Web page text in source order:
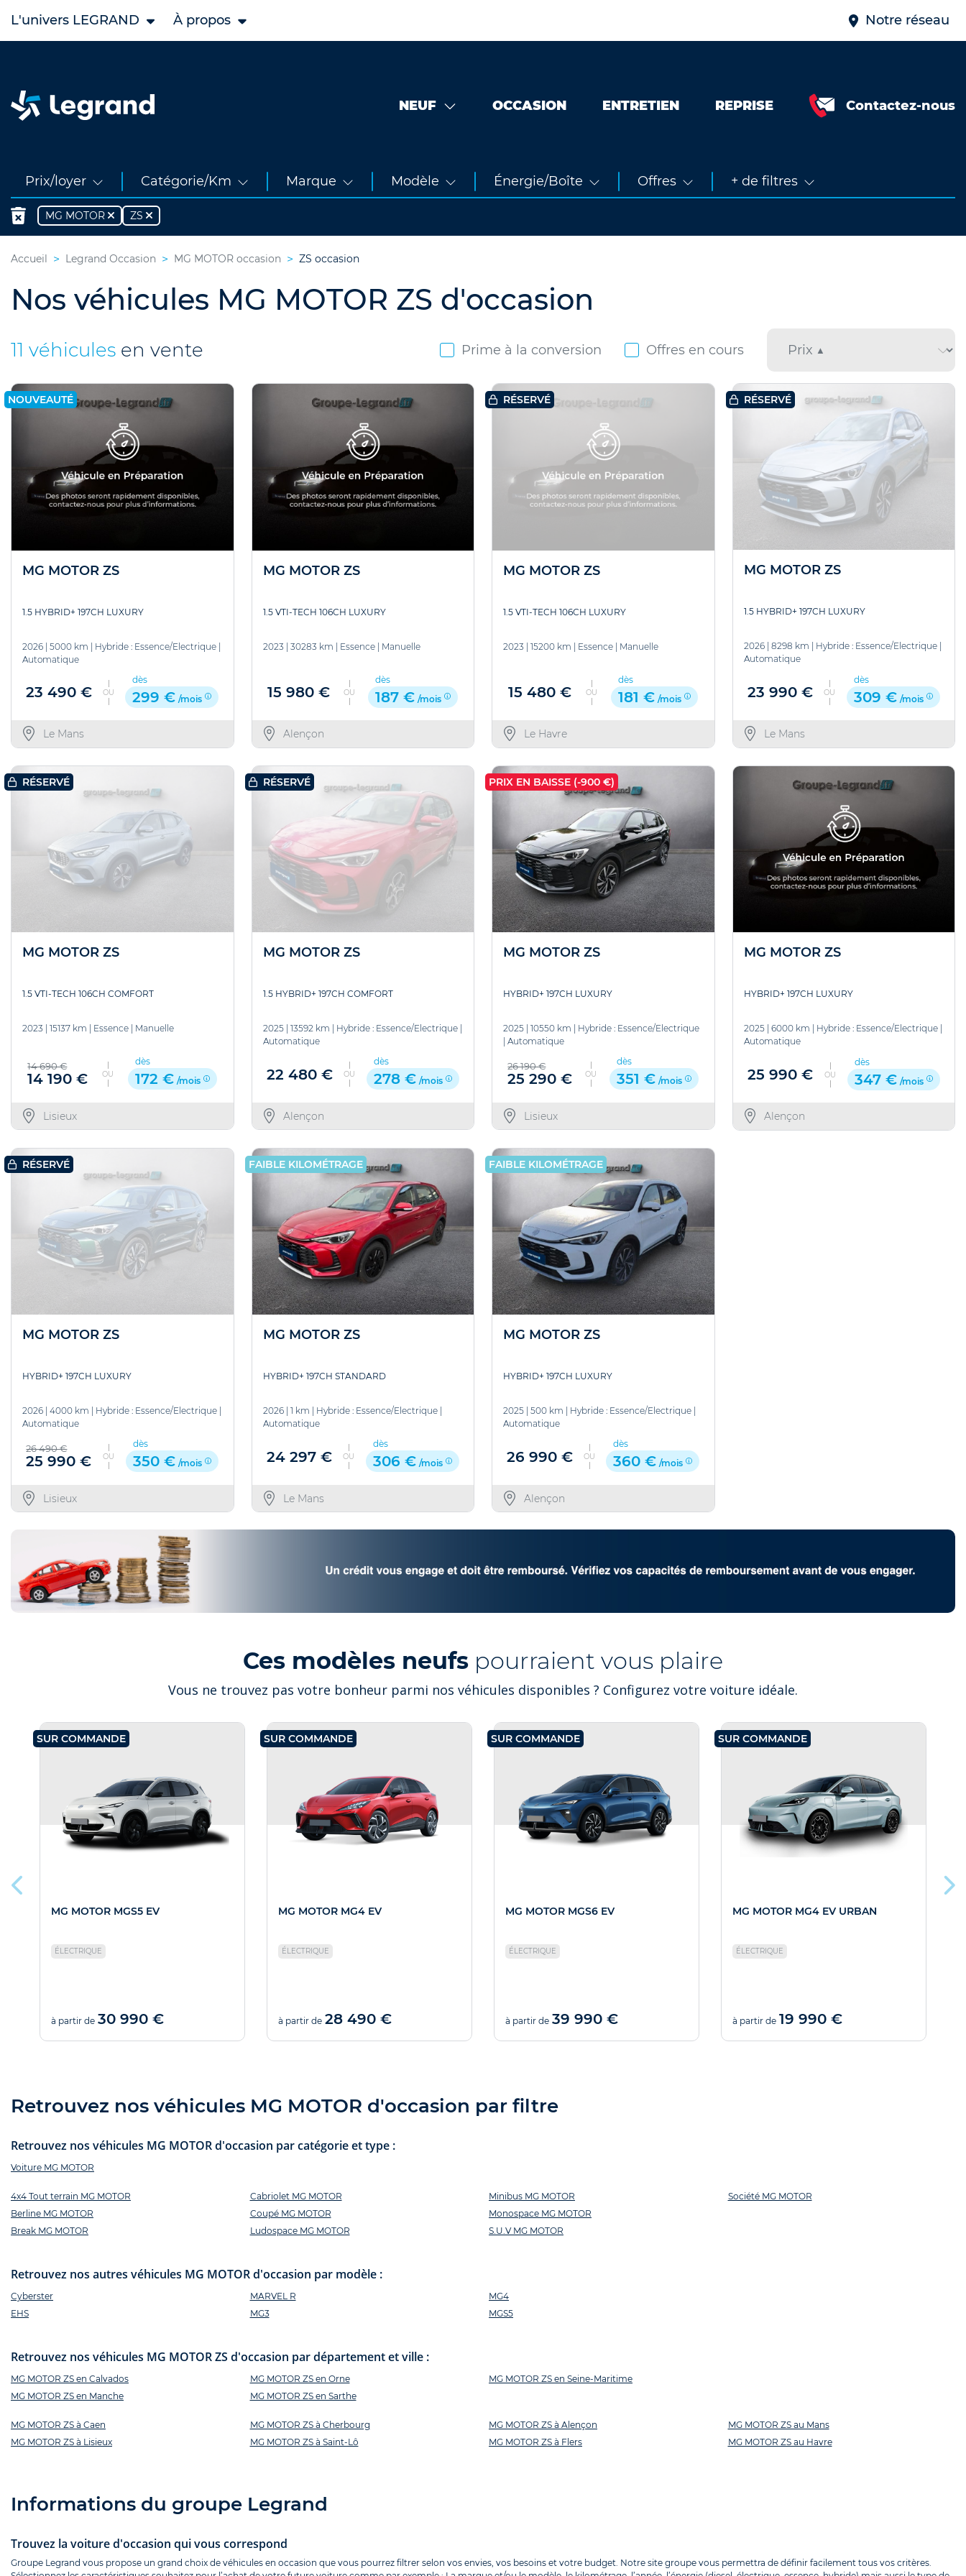
L'univers LEGRAND À propos Notre réseau
NEUF OCCASION ENTRETIEN REPRISE
Contactez-nous
Prix/loyer Catégorie/Km Marque Modèle Énergie/Boîte Offres + de filtres
MG MOTOR ZS
Accueil Legrand Occasion MG MOTOR occasion ZS occasion
Nos véhicules MG MOTOR ZS d'occasion
11 véhicules en vente Prime à la conversion Offres en cours
NOUVEAUTÉ
MG MOTOR ZS
1.5 HYBRID+ 197CH LUXURY
2026 | 5000 km | Hybride : Essence/Electrique |
Automatique
23 490 € OU
dès
299 € /mois
Le Mans
MG MOTOR ZS
1.5 VTI-TECH 106CH LUXURY
2023 | 30283 km | Essence| Manuelle
15 980 € OU
dès
187 € /mois
Alençon
RÉSERVÉ
MG MOTOR ZS
1.5 VTI-TECH 106CH LUXURY
2023 | 15200 km | Essence | Manuelle
15 480 € OU
dès
181 € /mois
Le Havre
RÉSERVÉ
MG MOTOR ZS
1.5 HYBRID+ 197CH LUXURY
2026| 8298 km Hybride : Essence/Electrique|
Automatique
23 990 € OU
dès
309 € /mois
Le Mans
RÉSERVÉ
MG MOTOR ZS
1.5 VTI-TECH 106CH COMFORT
2023 15137 km Essence Manuelle
14 690 €
14 190 € OU
dès
172 € /mois
Lisieux
RÉSERVÉ
MG MOTOR ZS
1.5 HYBRID+ 197CH COMFORT
2025| 13592 km Hybride : Essence/Electrique|
Automatique
22 480 € OU
dès
278 € /mois
Alençon
PRIX EN BAISSE (-900 €)
MG MOTOR ZS
HYBRID+ 197CH LUXURY
2025 10550 km
Hybride : Essence/Electrique
Automatique
26 190 €
25 290 € OU
dès
351 € /mois
Lisieux
MG MOTOR ZS
HYBRID+ 197CH LUXURY
2025| 6000 km Hybride : Essence/Electrique|
Automatique
25 990 € OU
dès
347 € /mois
Alençon
RÉSERVÉ
MG MOTOR ZS
HYBRID+ 197CH LUXURY
2026 4000 km Hybride : Essence/Electrique
Automatique
26 490 €
25 990 € OU
dès
350 € /mois
Lisieux
FAIBLE KILOMÉTRAGE
MG MOTOR ZS
HYBRID+ 197CH STANDARD
2026| 1 km Hybride : Essence/Electrique|
Automatique
24 297 € OU
dès
306 € /mois
Le Mans
FAIBLE KILOMÉTRAGE
MG MOTOR ZS
HYBRID+ 197CH LUXURY
2025 500 km Hybride : Essence/Electrique
Automatique
26 990 € OU
dès
360 € /mois
Alençon
Ces modèles neufs pourraient vous plaire
Vous ne trouvez pas votre bonheur parmi nos véhicules disponibles ? Configurez votre voiture idéale.
SUR COMMANDE
MG MOTOR MGS5 EV
ÉLECTRIQUE
à partir de 30 990 €
SUR COMMANDE
MG MOTOR MG4 EV
ÉLECTRIQUE
à partir de 28 490 €
SUR COMMANDE
MG MOTOR MGS6 EV
ÉLECTRIQUE
à partir de 39 990 €
SUR COMMANDE
MG MOTOR MG4 EV URBAN
ÉLECTRIQUE
à partir de 19 990 €
Retrouvez nos véhicules MG MOTOR d'occasion par filtre
Retrouvez nos véhicules MG MOTOR d'occasion par catégorie et type :
Voiture MG MOTOR
4x4 Tout terrain MG MOTOR
Berline MG MOTOR
Break MG MOTOR
Cabriolet MG MOTOR
Coupé MG MOTOR
Ludospace MG MOTOR
Minibus MG MOTOR
Monospace MG MOTOR
S.U.V MG MOTOR
Société MG MOTOR
Retrouvez nos autres véhicules MG MOTOR d'occasion par modèle :
Cyberster
EHS
MARVEL R
MG3
MG4
MGS5
Retrouvez nos véhicules MG MOTOR ZS d'occasion par département et ville :
MG MOTOR ZS en Calvados
MG MOTOR ZS en Manche
MG MOTOR ZS en Orne
MG MOTOR ZS en Sarthe
MG MOTOR ZS en Seine-Maritime
MG MOTOR ZS à Caen
MG MOTOR ZS à Lisieux
MG MOTOR ZS à Cherbourg
MG MOTOR ZS à Saint-Lô
MG MOTOR ZS à Alençon
MG MOTOR ZS à Flers
MG MOTOR ZS au Mans
MG MOTOR ZS au Havre
Informations du groupe Legrand
Trouvez la voiture d'occasion qui vous correspond
Groupe Legrand vous propose un grand choix de véhicules en occasion que vous pourrez filtrer selon vos envies, vos besoins et votre budget. Notre site groupe vous permettra de définir facilement tous vos critères.